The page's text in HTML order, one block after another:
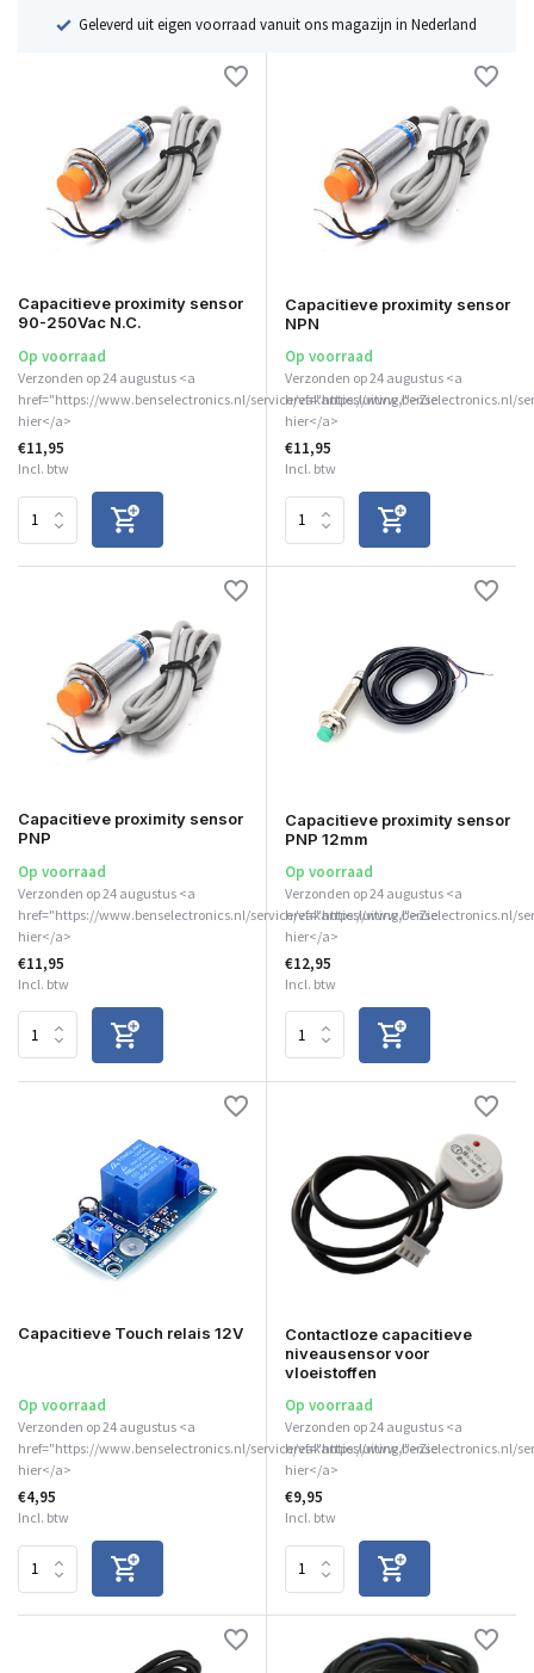
Geleverd uit eigen voorraad vanuit ons magazijn in Nederland
Capacitieve proximity sensor
90-250Vac N.C.
Op voorraad
Verzonden op 24 augustus <a
href="https://www.benselectronics.nl/service/vakantiesluiting/">Zie
hier</a>
€11,95
Incl. btw
Capacitieve proximity sensor
NPN
Op voorraad
Verzonden op 24 augustus <a
href="https://www.benselectronics.nl/
hier</a>
€11,95
Incl. btw
Capacitieve proximity sensor
PNP
Op voorraad
Verzonden op 24 augustus <a
href="https://www.benselectronics.nl/service/vakantiesluiting/">Zie
hier</a>
€11,95
Incl. btw
Capacitieve proximity sensor
PNP 12mm
Op voorraad
Verzonden op 24 augustus <a
href="https://www.benselectronics.nl/
hier</a>
€12,95
Incl. btw
Capacitieve Touch relais 12V
Op voorraad
Verzonden op 24 augustus <a
href="https://www.benselectronics.nl/service/vakantiesluiting/">Zie
hier</a>
€4,95
Incl. btw
Contactloze capacitieve
niveausensor voor
vloeistoffen
Op voorraad
Verzonden op 24 augustus <a
href="https://www.benselectronics.nl/
hier</a>
€9,95
Incl. btw